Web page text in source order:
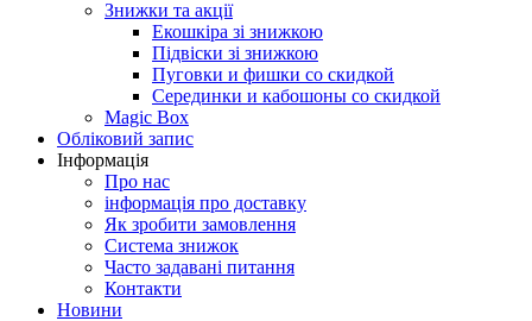
Знижки та акції
Екошкіра зі знижкою
Підвіски зі знижкою
Пуговки и фишки со скидкой
Серединки и кабошоны со скидкой
Magic Box
Обліковий запис
Інформація
Про нас
інформація про доставку
Як зробити замовлення
Система знижок
Часто задавані питання
Контакти
Новини